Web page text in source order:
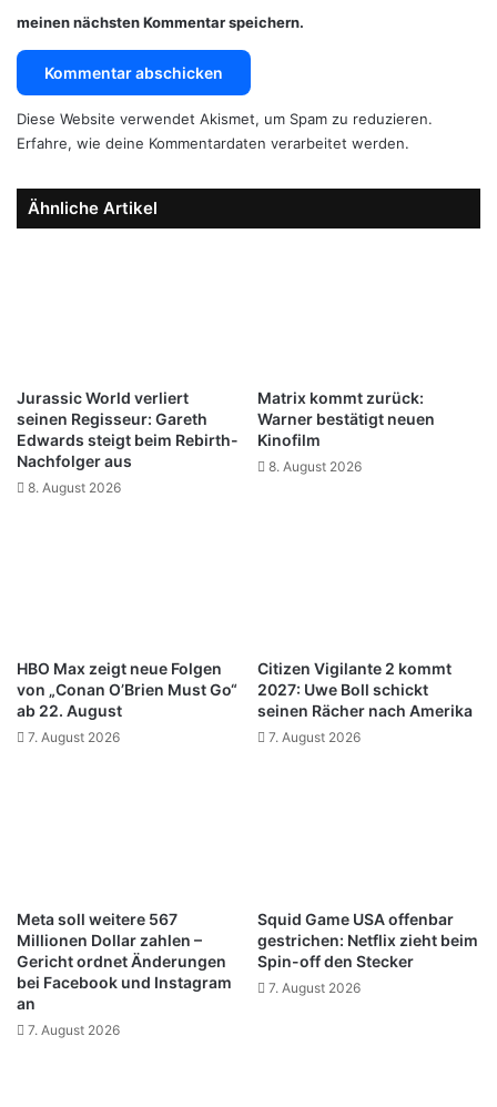
meinen nächsten Kommentar speichern.
Diese Website verwendet Akismet, um Spam zu reduzieren.
Erfahre, wie deine Kommentardaten verarbeitet werden.
Ähnliche Artikel
Jurassic World verliert
seinen Regisseur: Gareth
Edwards steigt beim Rebirth-
Nachfolger aus
8. August 2026
Matrix kommt zurück:
Warner bestätigt neuen
Kinofilm
8. August 2026
HBO Max zeigt neue Folgen
von „Conan O’Brien Must Go“
ab 22. August
7. August 2026
Citizen Vigilante 2 kommt
2027: Uwe Boll schickt
seinen Rächer nach Amerika
7. August 2026
Meta soll weitere 567
Millionen Dollar zahlen –
Gericht ordnet Änderungen
bei Facebook und Instagram
an
7. August 2026
Squid Game USA offenbar
gestrichen: Netflix zieht beim
Spin-off den Stecker
7. August 2026